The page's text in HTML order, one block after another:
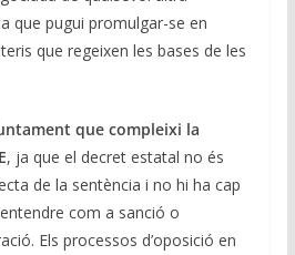
que pugui promulgar-se en
que regeixen les bases de les
que compleixi la
, ja que el decret estatal no és
de la sentència i no hi ha cap
com a sanció o
Els processos d’oposició en